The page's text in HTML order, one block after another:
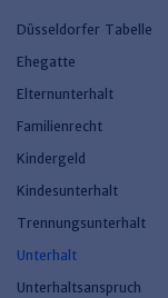
Düsseldorfer Tabelle
Ehegatte
Elternunterhalt
Familienrecht
Kindergeld
Kindesunterhalt
Trennungsunterhalt
Unterhalt
Unterhaltsanspruch